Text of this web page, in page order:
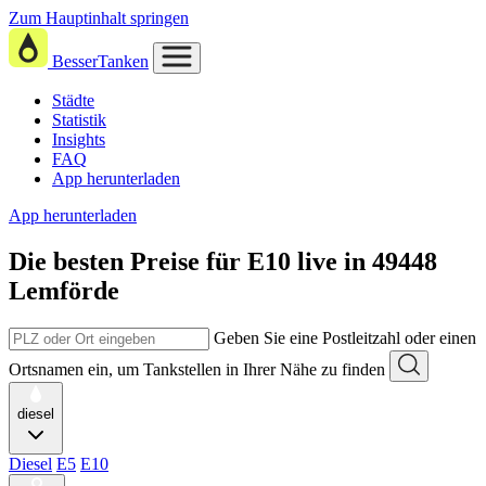
Zum Hauptinhalt springen
BesserTanken
Städte
Statistik
Insights
FAQ
App herunterladen
App herunterladen
Die besten Preise für E10 live in 49448
Lemförde
Geben Sie eine Postleitzahl oder einen
Ortsnamen ein, um Tankstellen in Ihrer Nähe zu finden
diesel
Diesel E5 E10